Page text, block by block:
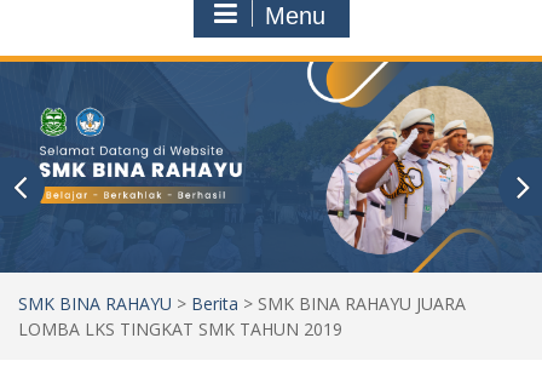
Menu
SMK BINA RAHAYU > Berita > SMK BINA RAHAYU JUARA
LOMBA LKS TINGKAT SMK TAHUN 2019